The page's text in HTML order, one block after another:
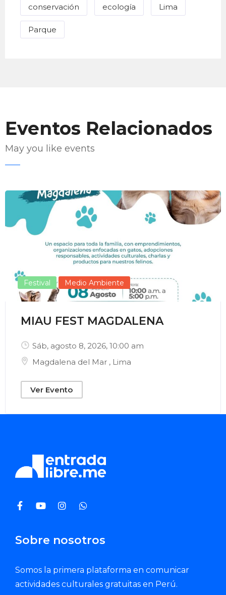
Enviar Correo
conservación ecología Lima
Parque
Eventos Relacionados
May you like events
Festival Medio Ambiente
MIAU FEST MAGDALENA
Sáb, agosto 8, 2026, 10:00 am
Magdalena del Mar , Lima
Ver Evento
Sobre nosotros
Somos la primera plataforma en comunicar
actividades culturales gratuitas en Perú.